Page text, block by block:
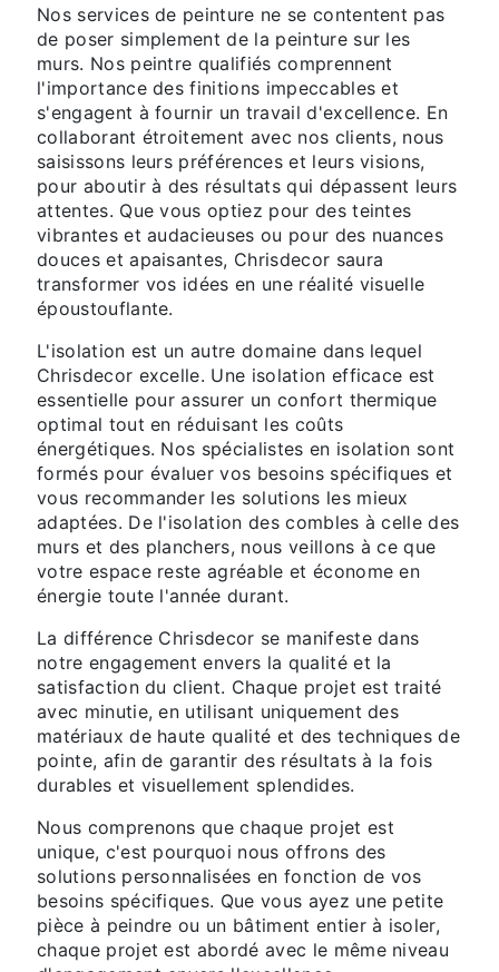
Nos services de peinture ne se contentent pas
de poser simplement de la peinture sur les
murs. Nos peintre qualifiés comprennent
l'importance des finitions impeccables et
s'engagent à fournir un travail d'excellence. En
collaborant étroitement avec nos clients, nous
saisissons leurs préférences et leurs visions,
pour aboutir à des résultats qui dépassent leurs
attentes. Que vous optiez pour des teintes
vibrantes et audacieuses ou pour des nuances
douces et apaisantes, Chrisdecor saura
transformer vos idées en une réalité visuelle
époustouflante.
L'isolation est un autre domaine dans lequel
Chrisdecor excelle. Une isolation efficace est
essentielle pour assurer un confort thermique
optimal tout en réduisant les coûts
énergétiques. Nos spécialistes en isolation sont
formés pour évaluer vos besoins spécifiques et
vous recommander les solutions les mieux
adaptées. De l'isolation des combles à celle des
murs et des planchers, nous veillons à ce que
votre espace reste agréable et économe en
énergie toute l'année durant.
La différence Chrisdecor se manifeste dans
notre engagement envers la qualité et la
satisfaction du client. Chaque projet est traité
avec minutie, en utilisant uniquement des
matériaux de haute qualité et des techniques de
pointe, afin de garantir des résultats à la fois
durables et visuellement splendides.
Nous comprenons que chaque projet est
unique, c'est pourquoi nous offrons des
solutions personnalisées en fonction de vos
besoins spécifiques. Que vous ayez une petite
pièce à peindre ou un bâtiment entier à isoler,
chaque projet est abordé avec le même niveau